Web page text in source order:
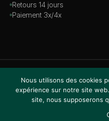
Retours 14 jours
Paiement 3x/4x
VISA ·
Nous utilisons des cookies
expérience sur notre site
site, nous supposerons